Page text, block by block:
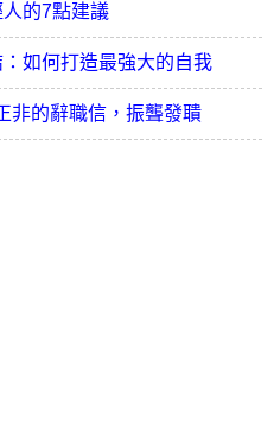
的7點建議
如何打造最強大的自我
非的辭職信，振聾發聵